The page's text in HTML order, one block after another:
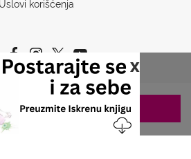
x
Uslovi korišćenja
Sva prava www.stetoskop.info
063/687-460